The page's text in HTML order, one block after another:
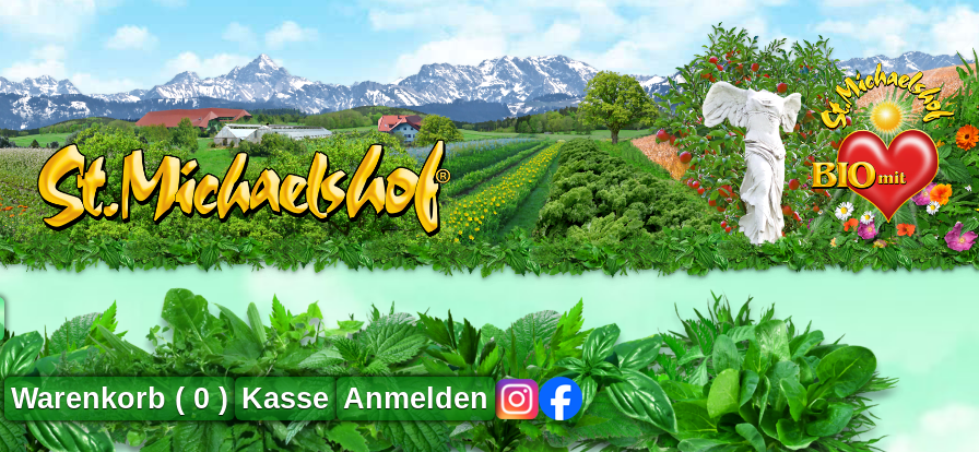
Warenkorb (0) Kasse
ig fb
Anmelden